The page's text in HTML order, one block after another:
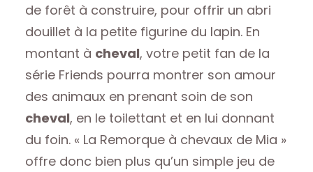
de forêt à construire, pour offrir un abri
douillet à la petite figurine du lapin. En
montant à cheval, votre petit fan de la
série Friends pourra montrer son amour
des animaux en prenant soin de son
cheval, en le toilettant et en lui donnant
du foin. « La Remorque à chevaux de Mia »
offre donc bien plus qu’un simple jeu de